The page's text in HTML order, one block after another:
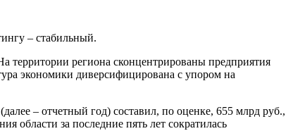
– стабильный.
территории региона сконцентрированы предприятия
экономики диверсифицирована с упором на
– отчетный год) составил, по оценке, 655 млрд руб.,
области за последние пять лет сократилась